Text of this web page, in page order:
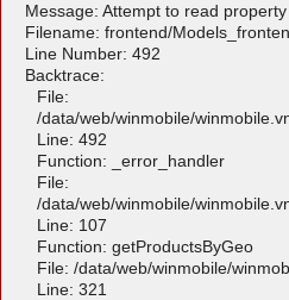
Message: Attempt to read
Filename: frontend/
Line Number: 492
Backtrace:
File:
/data/web/winmobile/
Line: 492
Function: _error_handler
File:
/data/web/winmobile/
Line: 107
Function: getProductsByGeo
File: /data/web/winmobile/
Line: 321